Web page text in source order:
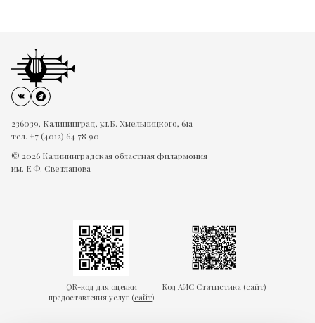
236039, Калининград, ул.Б. Хмельницкого, 61а
тел. +7 (4012) 64 78 90
© 2026 Калининградская областная филармония
им. Е.Ф. Светланова
QR-код для оценки
предоставления услуг (сайт)
Код АИС Статистика (сайт)